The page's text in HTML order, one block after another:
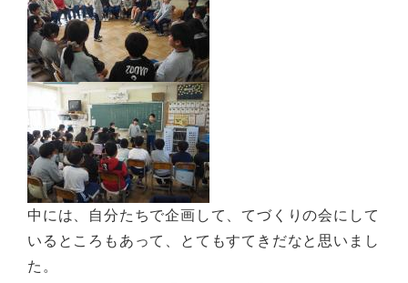
中には、自分たちで企画して、てづくりの会にして
いるところもあって、とてもすてきだなと思いまし
た。